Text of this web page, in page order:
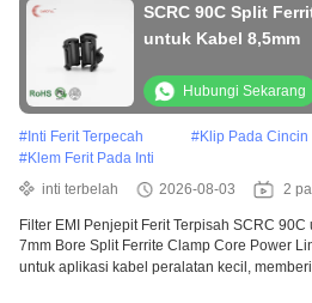
SCRC 90C Split
untuk Kabel 8,5mm
Hubungi Sekarang
# Inti Ferit Terpecah #Klip Pada Cincin
#Klem Ferit Pada Inti
inti terbelah
2026-08-03 2
Filter EMI Penjepit Ferit Terpisah SCRC
7mm Bore Split Ferrite Clamp Core Power
untuk aplikasi kabel peralatan kecil,